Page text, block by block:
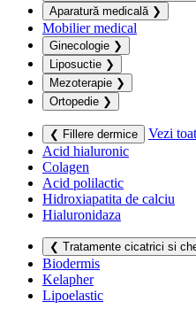
Aparatură medicală ❯
Mobilier medical
Ginecologie ❯
Liposuctie ❯
Mezoterapie ❯
Ortopedie ❯
❮ Fillere dermice
Vezi
Acid hialuronic
Colagen
Acid polilactic
Hidroxiapatita de calciu
Hialuronidaza
❮ Tratamente cicatrici si
Biodermis
Kelapher
Lipoelastic